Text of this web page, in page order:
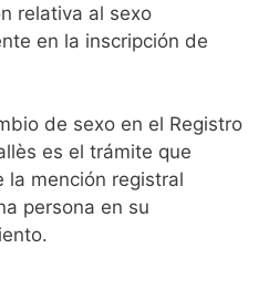
relativa al sexo
en la inscripción de
de sexo en el Registro
es el trámite que
la mención registral
persona en su